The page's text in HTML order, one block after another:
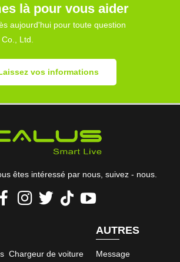
là pour vous aider
aujourd'hui pour toute question
Ltd.
vos informations
êtes intéressé par nous, suivez - nous.
Chargeur de voiture
AUTRES
Message